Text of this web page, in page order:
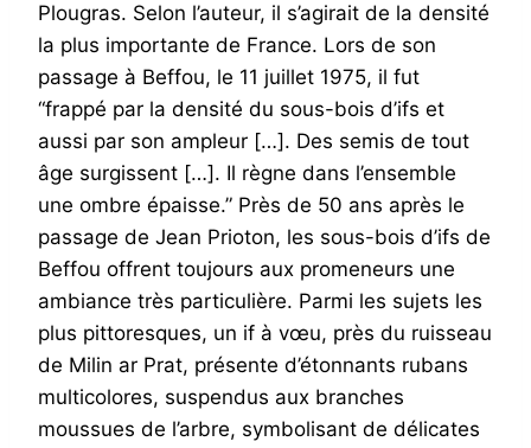
Plougras. Selon l’auteur, il s’agirait de la densité
la plus importante de France. Lors de son
passage à Beffou, le 11 juillet 1975, il fut
“frappé par la densité du sous-bois d’ifs et
aussi par son ampleur […]. Des semis de tout
âge surgissent […]. Il règne dans l’ensemble
une ombre épaisse.” Près de 50 ans après le
passage de Jean Prioton, les sous-bois d’ifs de
Beffou offrent toujours aux promeneurs une
ambiance très particulière. Parmi les sujets les
plus pittoresques, un if à vœu, près du ruisseau
de Milin ar Prat, présente d’étonnants rubans
multicolores, suspendus aux branches
moussues de l’arbre, symbolisant de délicates